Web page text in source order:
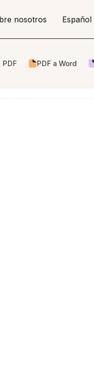
nosotros Español
PDF PDF a Word